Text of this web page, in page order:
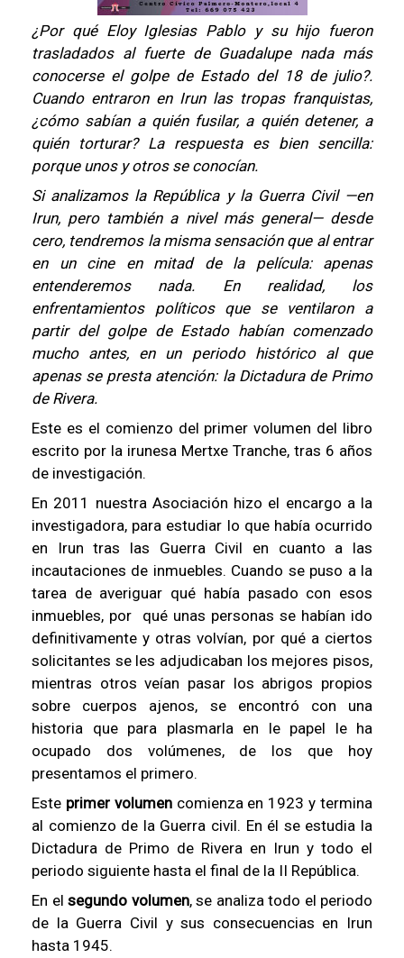
¿Por qué Eloy Iglesias Pablo y su hijo fueron
trasladados al fuerte de Guadalupe nada más
conocerse el golpe de Estado del 18 de julio?.
Cuando entraron en Irun las tropas franquistas,
¿cómo sabían a quién fusilar, a quién detener, a
quién torturar? La respuesta es bien sencilla:
porque unos y otros se conocían.
Si analizamos la República y la Guerra Civil —en
Irun, pero también a nivel más general— desde
cero, tendremos la misma sensación que al entrar
en un cine en mitad de la película: apenas
entenderemos nada. En realidad, los
enfrentamientos políticos que se ventilaron a
partir del golpe de Estado habían comenzado
mucho antes, en un periodo histórico al que
apenas se presta atención: la Dictadura de Primo
de Rivera.
Este es el comienzo del primer volumen del libro
escrito por la irunesa Mertxe Tranche, tras 6 años
de investigación.
En 2011 nuestra Asociación hizo el encargo a la
investigadora, para estudiar lo que había ocurrido
en Irun tras las Guerra Civil en cuanto a las
incautaciones de inmuebles. Cuando se puso a la
tarea de averiguar qué había pasado con esos
inmuebles, por qué unas personas se habían ido
definitivamente y otras volvían, por qué a ciertos
solicitantes se les adjudicaban los mejores pisos,
mientras otros veían pasar los abrigos propios
sobre cuerpos ajenos, se encontró con una
historia que para plasmarla en le papel le ha
ocupado dos volúmenes, de los que hoy
presentamos el primero.
Este primer volumencomienza en 1923 y termina
al comienzo de la Guerra civil. En él se estudia la
Dictadura de Primo de Rivera en Irun y todo el
periodo siguiente hasta el final de la II República.
En el segundo volumen, se analiza todo el periodo
de la Guerra Civil y sus consecuencias en Irun
hasta 1945.